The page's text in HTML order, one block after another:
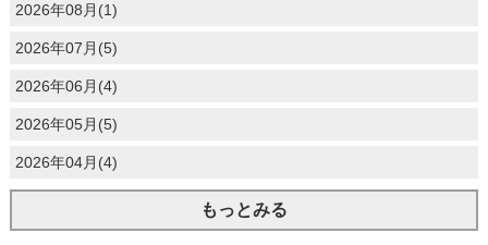
2026年08月(1)
2026年07月(5)
2026年06月(4)
2026年05月(5)
2026年04月(4)
もっとみる